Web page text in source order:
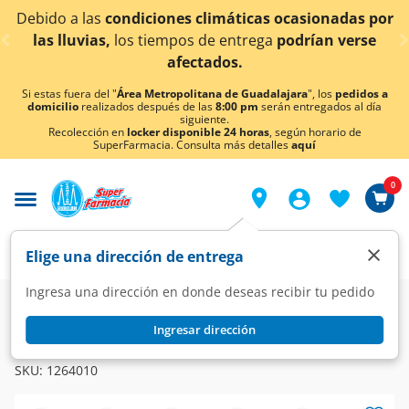
< div class="carousel-inner">
ocasionadas por
podrían verse
¡Ahora también en
conocer
Si estas fuera del "Área Metropolitana de Guadalajara", los pedidos a
domicilio realizados después de las8:00 pm serán entregados al día
siguiente.
Recolección en locker disponible 24 horas, según horario de
SuperFarmacia. Consulta más detallesaquí
Elige una dirección de entrega
Ingresa una dirección en donde deseas recibir tu pedido
Ingresar dirección
×
0
Farmacia Medicina Digestivo Laxantes
Magsokon Polvo, 26 gr.
SKU: 1264010